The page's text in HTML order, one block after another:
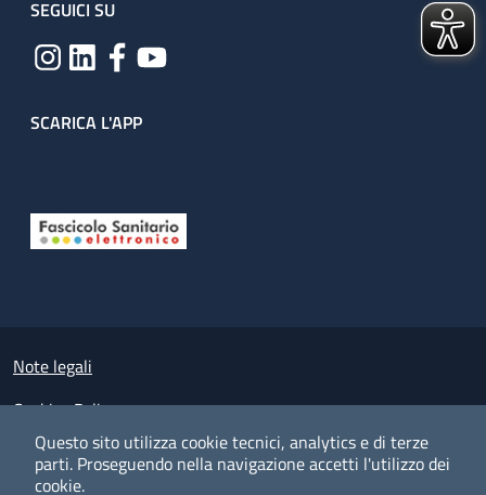
Questo sito utilizza cookie tecnici, analytics e di terze
parti. Proseguendo nella navigazione accetti l'utilizzo dei
cookie.
SEGUICI SU
SCARICA L'APP
Small prints
Note legali
Cookies Policy
Policy privacy e protezione del dato personale